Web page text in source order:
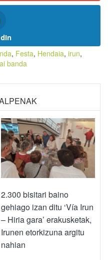
, Festa, Hendaia, irun,
banda
2.300 bisitari baino
gehiago izan ditu ‘Vía Irun
– Hiria gara’ erakusketak,
Irunen etorkizuna argitu
nahian